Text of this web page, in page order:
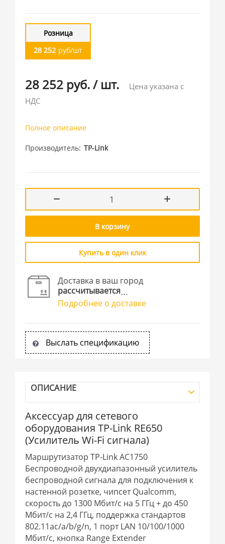
Розница
28 252 руб/шт
28 252 руб./ шт.
Цена указана с
НДС
Полное описание
Производитель TP-Link
В корзину
Купить в один клик
Доставка в ваш город
рассчитывается
Подробнее о доставке
Выслать спецификацию
ОПИСАНИЕ
Аксессуар для сетевого
оборудования TP-Link RE650
(Усилитель Wi-Fi сигнала)
Маршрутизатор TP-Link AC1750
Беспроводной двухдиапазонный усилитель
беспроводной сигнала для подключения к
настенной розетке, чипсет Qualcomm,
скорость до 1300 Мбит/с на 5 ГГц + до 450
Мбит/с на 2,4 ГГц, поддержка стандартов
802.11ac/a/b/g/n, 1 порт LAN 10/100/1000
Мбит/с, кнопка Range Extender